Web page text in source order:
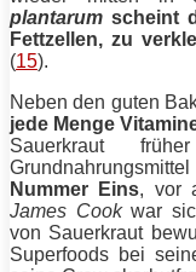
plantarum scheint
Fettzellen, zu
(15).
Neben den guten
jede Menge
Sauerkraut
Nummer Eins, vor
James Cookwar
von Sauerkraut
Superfoods bei